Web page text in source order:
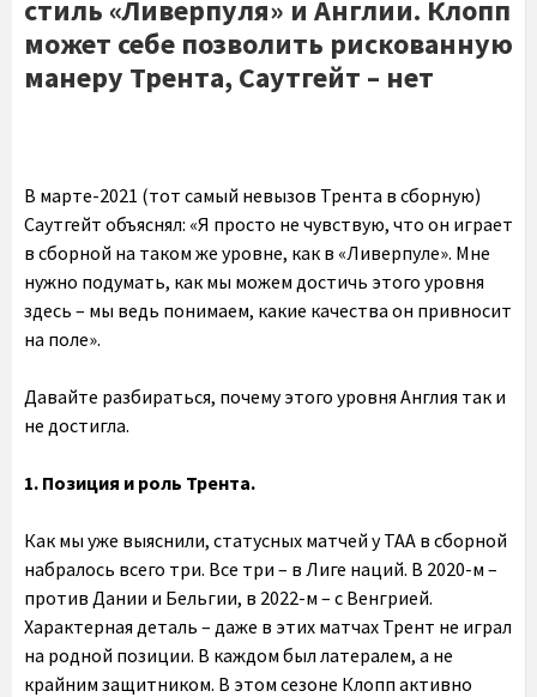
стиль «Ливерпуля» и Англии. Клопп
может себе позволить рискованную
манеру Трента, Саутгейт – нет
В марте-2021 (тот самый невызов Трента в сборную)
Саутгейт объяснял: «Я просто не чувствую, что он играет
в сборной на таком же уровне, как в «Ливерпуле». Мне
нужно подумать, как мы можем достичь этого уровня
здесь – мы ведь понимаем, какие качества он привносит
на поле».
Давайте разбираться, почему этого уровня Англия так и
не достигла.
1. Позиция и роль Трента.
Как мы уже выяснили, статусных матчей у ТАА в сборной
набралось всего три. Все три – в Лиге наций. В 2020-м –
против Дании и Бельгии, в 2022-м – с Венгрией.
Характерная деталь – даже в этих матчах Трент не играл
на родной позиции. В каждом был латералем, а не
крайним защитником. В этом сезоне Клопп активно